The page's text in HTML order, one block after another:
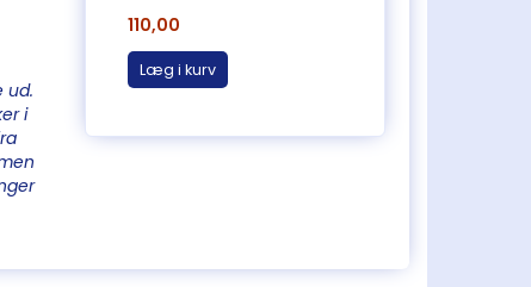
ud.
i
110,00
Læg i kurv